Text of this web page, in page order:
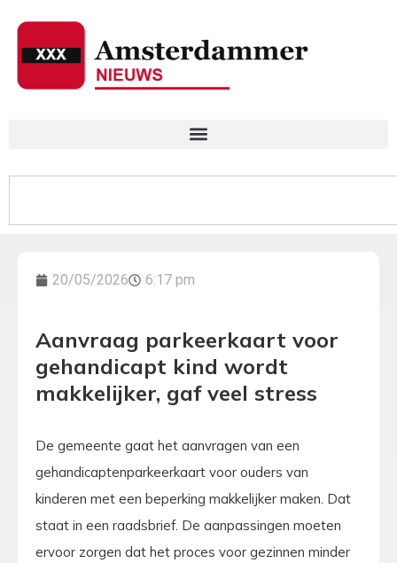
20/05/2026 6:17 pm
Aanvraag parkeerkaart voor
gehandicapt kind wordt
makkelijker, gaf veel stress
De gemeente gaat het aanvragen van een
gehandicaptenparkeerkaart voor ouders van
kinderen met een beperking makkelijker maken. Dat
staat in een raadsbrief. De aanpassingen moeten
ervoor zorgen dat het proces voor gezinnen minder